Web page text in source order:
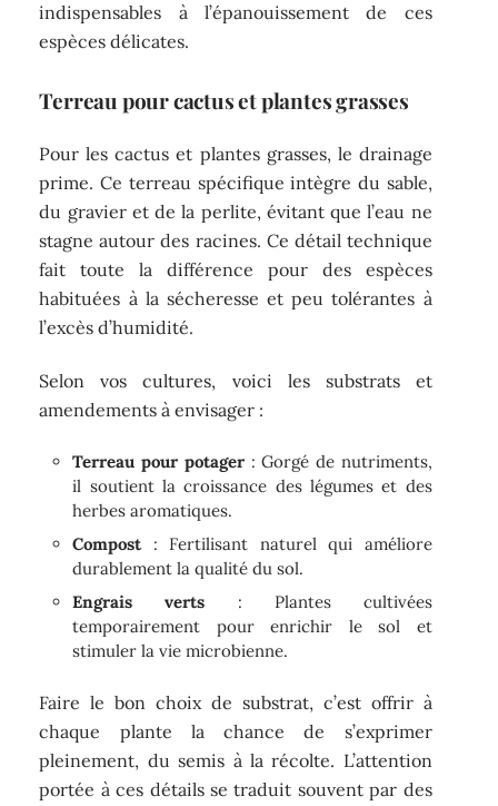
indispensables à l’épanouissement de ces
espèces délicates.
Terreau pour cactus et plantes grasses
Pour les cactus et plantes grasses, le drainage
prime. Ce terreau spécifique intègre du sable,
du gravier et de la perlite, évitant que l’eau ne
stagne autour des racines. Ce détail technique
fait toute la différence pour des espèces
habituées à la sécheresse et peu tolérantes à
l’excès d’humidité.
Selon vos cultures, voici les substrats et
amendements à envisager :
Terreau pour potager: Gorgé de nutriments,
il soutient la croissance des légumes et des
herbes aromatiques.
Compost: Fertilisant naturel qui améliore
durablement la qualité du sol.
Engrais verts : Plantes cultivées
temporairement pour enrichir le sol et
stimuler la vie microbienne.
Faire le bon choix de substrat, c’est offrir à
chaque plante la chance de s’exprimer
pleinement, du semis à la récolte. L’attention
portée à ces détails se traduit souvent par des